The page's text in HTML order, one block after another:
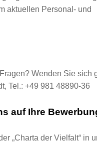
aktuellen Personal- und
Wenden Sie sich
Tel.: +49 981 48890-36
auf Ihre
„Charta der Vielfalt“ in